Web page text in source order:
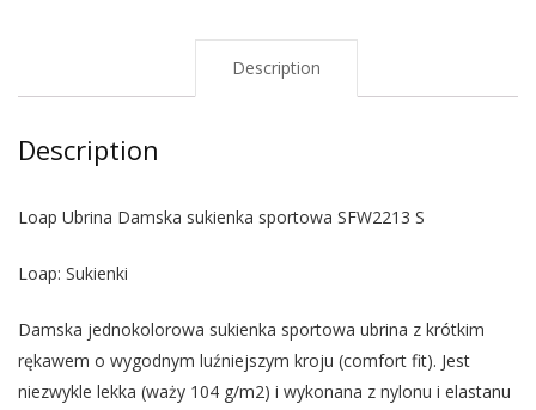
Description
Description
Loap Ubrina Damska sukienka sportowa SFW2213 S
Loap: Sukienki
Damska jednokolorowa sukienka sportowa ubrina z krótkim
rękawem o wygodnym luźniejszym kroju (comfort fit). Jest
niezwykle lekka (waży 104 g/m2) i wykonana z nylonu i elastanu